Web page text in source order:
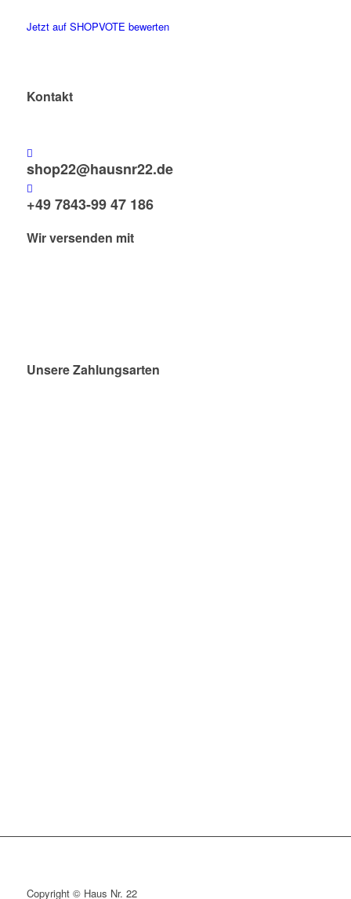
Jetzt auf SHOPVOTE bewerten
Kontakt
shop22@hausnr22.de
+49 7843-99 47 186
Wir versenden mit
Unsere Zahlungsarten
Copyright © Haus Nr. 22